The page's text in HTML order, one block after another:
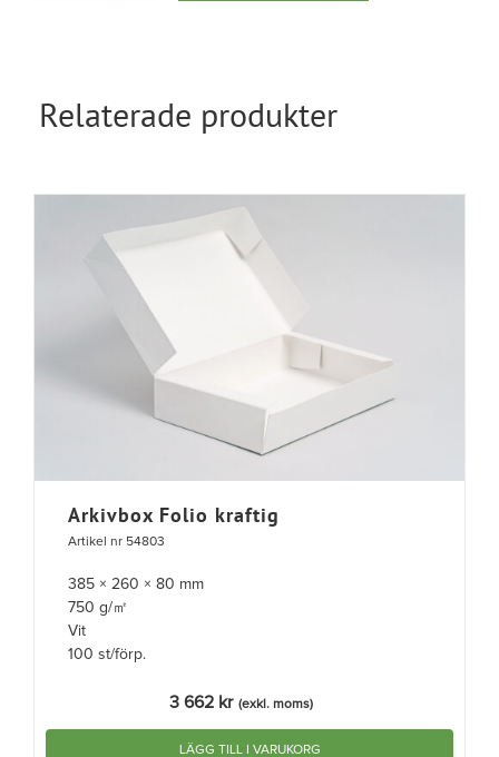
Relaterade produkter
Arkivbox Folio kraftig
Artikel nr 54803
385 × 260 × 80 mm
750 g/㎡
Vit
100 st/förp.
3 662 kr (exkl. moms)
LÄGG TILL I VARUKORG